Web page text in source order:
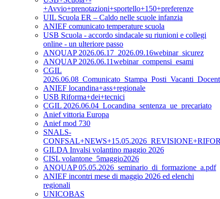
+Avvio+prenotazioni+sportello+150+preferenze
UIL Scuola ER – Caldo nelle scuole infanzia
ANIEF comunicato temperature scuola
USB Scuola - accordo sindacale su riunioni e collegi
online - un ulteriore passo
ANQUAP 2026.06.17_2026.09.16webinar_sicurez
ANQUAP 2026.06.11webinar_compensi_esami
CGIL
ANIEF locandina+ass+regionale
USB Riforma+dei+tecnici
CGIL 2026.06.04_Locandina_sentenza_ue_precariato
Anief vittoria Europa
Anief mod 730
SNALS-
GILDA Invalsi volantino maggio 2026
CISL volantone_5maggio2026
ANQUAP 05.05.2026_seminario_di_formazione_a.pdf
ANIEF incontri mese di maggio 2026 ed elenchi
regionali
UNICOBAS